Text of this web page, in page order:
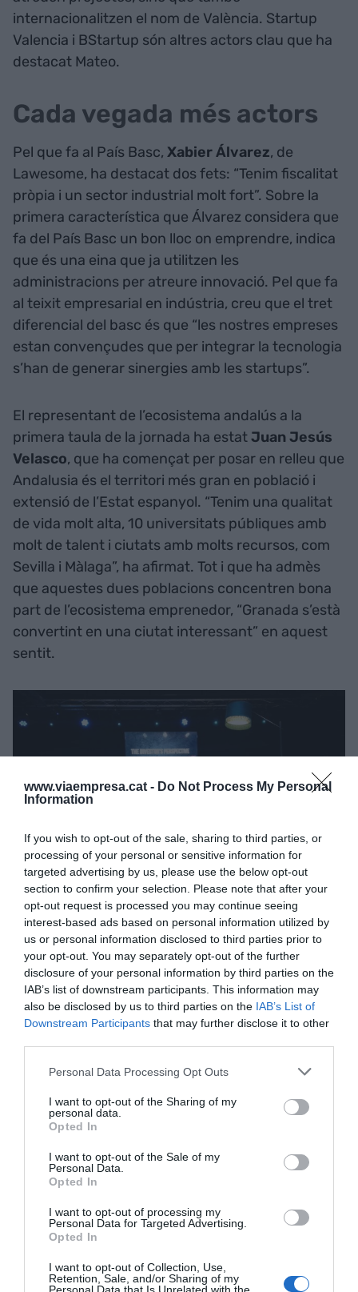
www.viaempresa.cat - Do Not Process My Personal
Information
If you wish to opt-out of the sale, sharing to third parties, or
processing of your personal or sensitive information for
targeted advertising by us, please use the below opt-out
section to confirm your selection. Please note that after your
opt-out request is processed you may continue seeing
interest-based ads based on personal information utilized by
us or personal information disclosed to third parties prior to
your opt-out. You may separately opt-out of the further
disclosure of your personal information by third parties on the
IAB’s list of downstream participants. This information may
also be disclosed by us to third parties on the IAB’s List of
Downstream Participants that may further disclose it to other
Personal Data Processing Opt Outs
I want to opt-out of the Sharing of my
personal data.
Opted In
I want to opt-out of the Sale of my
Personal Data.
Opted In
I want to opt-out of processing my
Personal Data for Targeted Advertising.
Opted In
I want to opt-out of Collection, Use,
Retention, Sale, and/or Sharing of my
internacionalitzen el nom de València. Startup
Valencia i BStartup són altres actors clau que ha
destacat Mateo.
Cada vegada més actors
Pel que fa al País Basc, Xabier Álvarez, de
Lawesome, ha destacat dos fets: “Tenim fiscalitat
pròpia i un sector industrial molt fort”. Sobre la
primera característica que Álvarez considera que
fa del País Basc un bon lloc on emprendre, indica
que és una eina que ja utilitzen les
administracions per atreure innovació. Pel que fa
al teixit empresarial en indústria, creu que el tret
diferencial del basc és que “les nostres empreses
estan convençudes que per integrar la tecnologia
s’han de generar sinergies amb les startups”.
El representant de l’ecosistema andalús a la
primera taula de la jornada ha estatJuan Jesús
Velasco, que ha començat per posar en relleu que
Andalusia és el territori més gran en població i
extensió de l’Estat espanyol. “Tenim una qualitat
de vida molt alta, 10 universitats públiques amb
molt de talent i ciutats amb molts recursos, com
Sevilla i Màlaga”, ha afirmat. Tot i que ha admès
que aquestes dues poblacions concentren bona
part de l’ecosistema emprenedor, “Granada s’està
convertint en una ciutat interessant” en aquest
sentit.
La segona taula rodona de The Others, sobre
inversors
“Jo sóc el més pobre d’aquí!”, ha fet broma el
gallecTelmo Pérez , director d’innovació
d’Acciona. Ell mateix ha afirmat que l’ecosistema
però ha assegurat que “hi ha molts diners, tenim
moltes famílies amb diners, i no només em
refereixo als Ortega”. Estar a una cantonada de la
resta del territori, a sortir-ne i fixar-se en el millor
de la resta, ha explicat Pérez.
Les startups més
prometedores